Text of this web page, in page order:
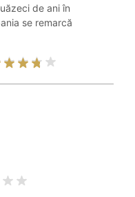
de ani în
se remarcă